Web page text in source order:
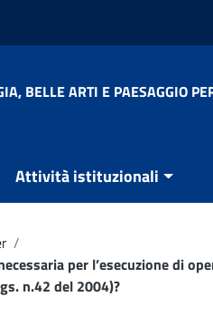
BELLE ARTI E PAESAGGIO
Attività istituzionali
/
per l’esecuzione di
n.42 del 2004)?